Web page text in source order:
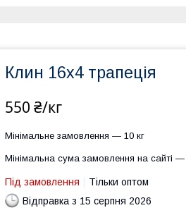
Клин 16х4 трапеція
550 ₴/кг
Мінімальне замовлення — 10 кг
Мінімальна сума замовлення на сайті
Під замовлення
Тільки оптом
Відправка з 15 серпня 2026